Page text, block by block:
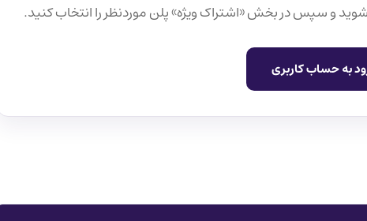
و سپس در بخش «اشتراک ویژه» پلن موردنظر را انتخاب کنید.
به حساب کاربری